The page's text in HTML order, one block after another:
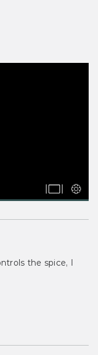
the spice, I